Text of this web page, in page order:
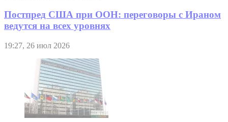
Постпред США при ООН: переговоры с Ираном
ведутся на всех уровнях
19:27, 26 июл 2026